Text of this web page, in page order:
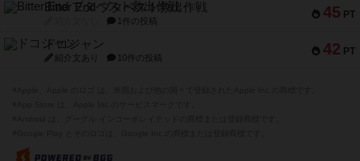
45 PT
Bitter End ブタペスト救出作戦
1件の投稿
42 PT
ドコジャン
紹介文あり 10件の投稿